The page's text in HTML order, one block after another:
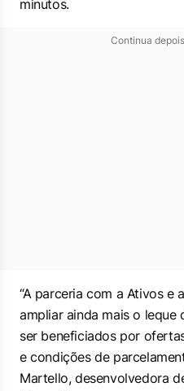
minutos.
Continua
“A parceria com a Ativos e
ampliar ainda mais o leque
ser beneficiados por
e condições de
Martello, desenvolvedora